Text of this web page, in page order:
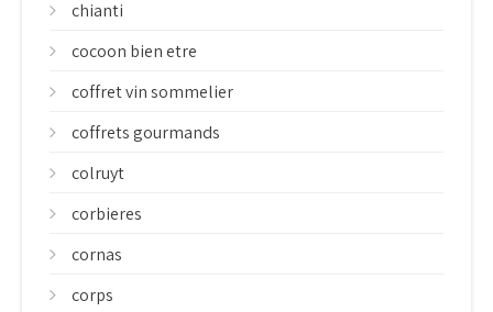
chianti
cocoon bien etre
coffret vin sommelier
coffrets gourmands
colruyt
corbieres
cornas
corps